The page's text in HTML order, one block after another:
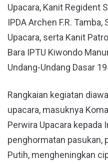
Upacara, Kanit Regident
IPDA Archen F.R.
Upacara, serta Kanit
Bara IPTU Kiwondo
Undang-Undang Dasar
Rangkaian kegiatan
upacara, masuknya
Perwira Upacara kepada
penghormatan pasukan,
Putih, mengheningkan